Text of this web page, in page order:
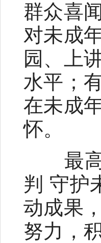
群众喜
对未成
园、上
水平；
在未成
怀。
最高
判 守护
动成果
努力，